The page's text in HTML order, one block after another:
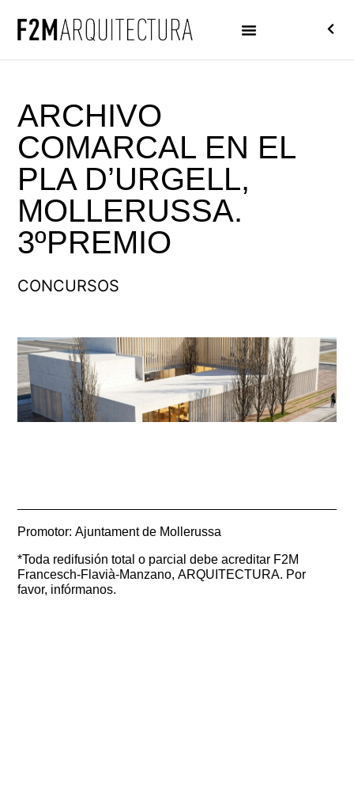
ARCHIVO
COMARCAL EN EL
PLA D’URGELL,
MOLLERUSSA.
3ºPREMIO
CONCURSOS
Promotor: Ajuntament de Mollerussa
*Toda redifusión total o parcial debe acreditar F2M
Francesch-Flavià-Manzano, ARQUITECTURA. Por
favor, infórmanos.